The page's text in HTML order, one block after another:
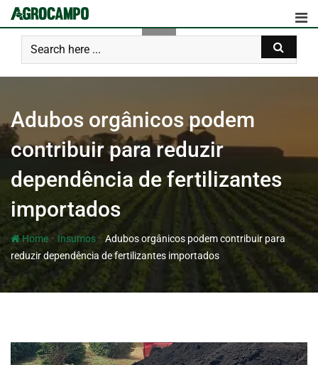
Adubos orgânicos podem
contribuir para reduzir
dependência de fertilizantes
importados
Home- Insumos - Adubos orgânicos podem contribuir para
reduzir dependência de fertilizantes importados